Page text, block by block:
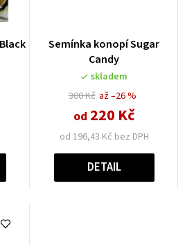
Semínka konopí Sugar
Candy
skladem
300 Kč
od 196,43 Kč bez DPH
od 220 Kč
až –26 %
DETAIL